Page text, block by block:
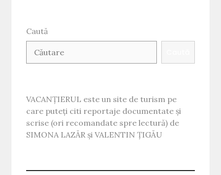
Caută
VACANȚIERUL este un site de turism pe
care puteți citi reportaje documentate și
scrise (ori recomandate spre lectură) de
SIMONA LAZĂR și VALENTIN ȚIGĂU